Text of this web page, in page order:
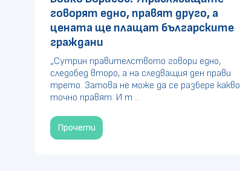
говорят едно, правят друго, а
цената ще плащат българските
граждани
„Сутрин правителството говори едно,
следобед второ, а на следващия ден прави
трето. Затова не може да се разбере какво
точно правят. И т ...
Прочети